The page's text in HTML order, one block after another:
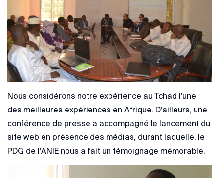
Nous considérons notre expérience au Tchad l'une
des meilleures expériences en Afrique. D'ailleurs, une
conférence de presse a accompagné le lancement du
site web en présence des médias, durant laquelle, le
PDG de l'ANIE nous a fait un témoignage mémorable.